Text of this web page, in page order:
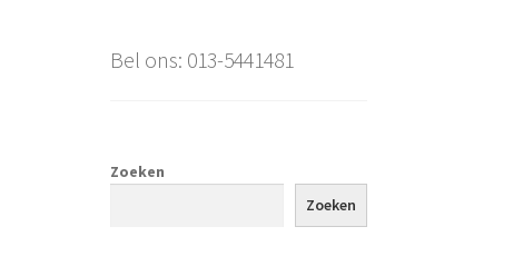
Bel ons: 013-5441481
Zoeken
Zoeken